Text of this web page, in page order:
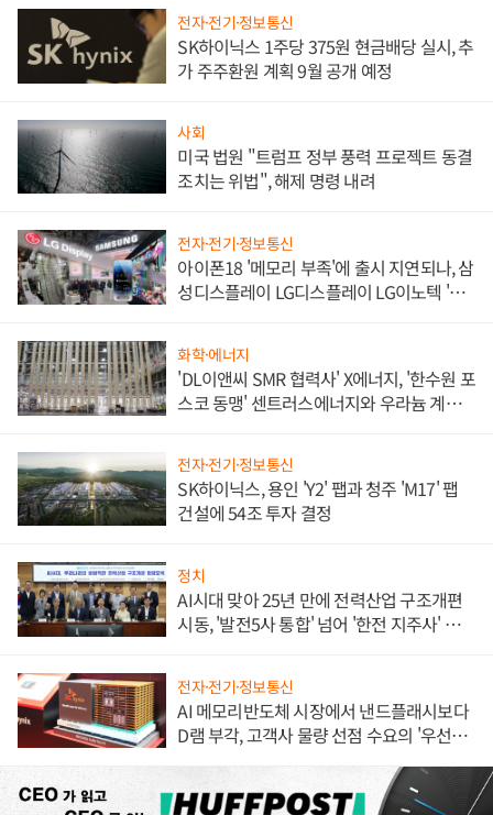
전자·전기·정보통신
SK하이닉스 1주당 375원 현금배당 실시, 추
가 주주환원 계획 9월 공개 예정
사회
미국 법원 "트럼프 정부 풍력 프로젝트 동결
조치는 위법", 해제 명령 내려
전자·전기·정보통신
아이폰18 '메모리 부족'에 출시 지연되나, 삼
성디스플레이 LG디스플레이 LG이노텍 '탈
화학·에너지
'DL이앤씨 SMR 협력사' X에너지, '한수원 포
스코 동맹' 센트러스에너지와 우라늄 계약
전자·전기·정보통신
SK하이닉스, 용인 'Y2' 팹과 청주 'M17' 팹
건설에 54조 투자 결정
정치
AI시대 맞아 25년 만에 전력산업 구조개편
시동, '발전5사 통합' 넘어 '한전 지주사' 재편
전자·전기·정보통신
AI 메모리반도체 시장에서 낸드플래시보다
D램 부각, 고객사 물량 선점 수요의 '우선순